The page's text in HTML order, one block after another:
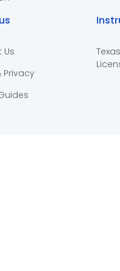
Us
Privacy